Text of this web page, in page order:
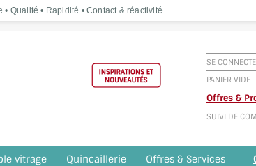
Qualité • Rapidité • Contact & réactivité
SE
PANIER VIDE
Offres &
SUIVI DE
vitrage Quincaillerie Offres & Services